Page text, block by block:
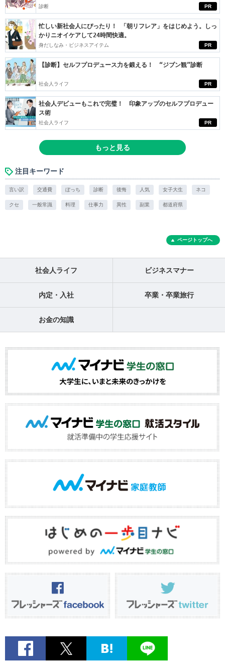
PR
診断
PR
忙しい新社会人にぴったり！ 「朝リフレア」をはじめよう。しっ
かりニオイケアして24時間快適。
身だしなみ・ビジネスアイテム
PR
【診断】セルフプロデュース力を鍛える！ “ジブン観”診断
社会人ライフ
PR
社会人デビューもこれで完璧！ 印象アップのセルフプロデュー
ス術
社会人ライフ
もっと見る
注目キーワード
言い訳 交通費 ぼっち 診断 後悔 人気 女子大生 ネコ
クセ 一般常識 料理 仕事力 異性 副業 都道府県
ページトップへ
社会人ライフ ビジネスマナー
内定・入社 卒業・卒業旅行
お金の知識